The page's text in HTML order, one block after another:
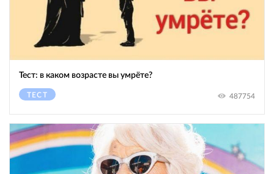
Тест: в каком возрасте вы умрёте?
ТЕСТ 487754